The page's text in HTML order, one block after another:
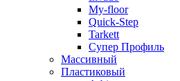
My-floor
Quick-Step
Tarkett
Супер Профиль
Массивный
Пластиковый